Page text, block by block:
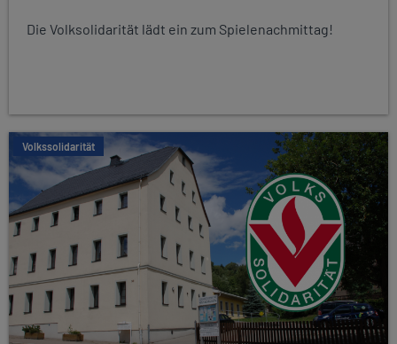
Die Volksolidarität lädt ein zum Spielenachmittag!
Volkssolidarität